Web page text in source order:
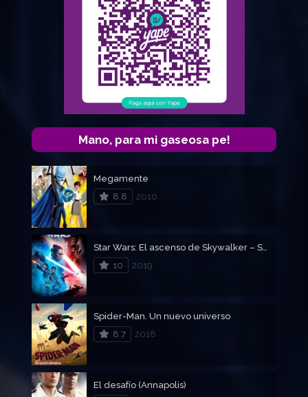
Mano, para mi gaseosa pe!
Megamente
8.8
2010
Star Wars: El ascenso de Skywalker – Star Wars Episodio 9
10
2019
Spider-Man. Un nuevo universo
8.7
2018
El desafío (Annapolis)